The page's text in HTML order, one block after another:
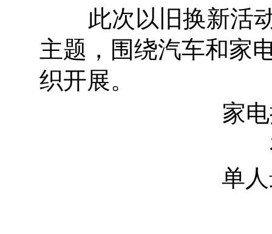
此次以旧换新活动
主题，围绕汽车和家
织开展。
家
单